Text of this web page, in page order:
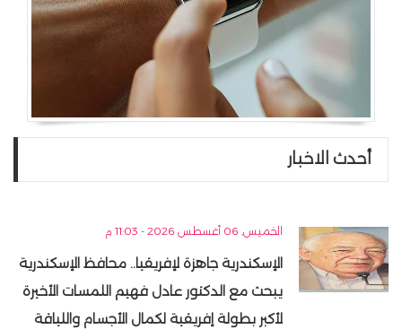
أحدث الاخبار
الخميس, 06 أغسطس 2026 - 11:03 م
الإسكندرية جاهزة لإفريقيا.. محافظ الإسكندرية
يبحث مع الدكتور عادل فهيم اللمسات الأخيرة
لأكبر بطولة إفريقية لكمال الأجسام واللياقة